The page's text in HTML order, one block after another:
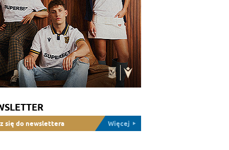
się do newslettera Więcej